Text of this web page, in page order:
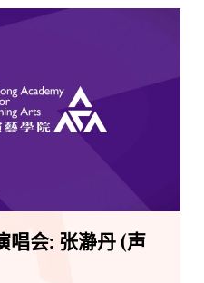
唱会: 张瀞丹 (声